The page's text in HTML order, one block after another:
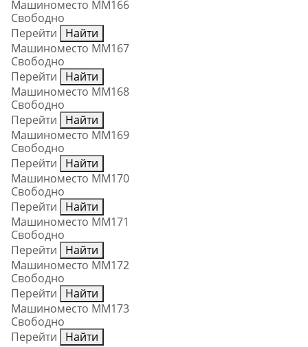
Машиноместо ММ166
Свободно
Перейти
Найти
Машиноместо ММ167
Свободно
Перейти
Найти
Машиноместо ММ168
Свободно
Перейти
Найти
Машиноместо ММ169
Свободно
Перейти
Найти
Машиноместо ММ170
Свободно
Перейти
Найти
Машиноместо ММ171
Свободно
Перейти
Найти
Машиноместо ММ172
Свободно
Перейти
Найти
Машиноместо ММ173
Свободно
Перейти
Найти